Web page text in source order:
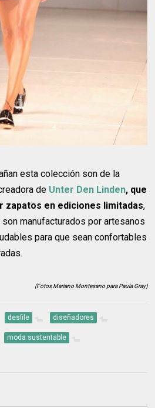
esta colección son de la
de Unter Den Linden, que
zapatos en ediciones limitadas,
manufacturados por artesanos
para que sean confortables
(Fotos Mariano Montesano para Paula Gray)
desfile diseñadores
moda sustentable